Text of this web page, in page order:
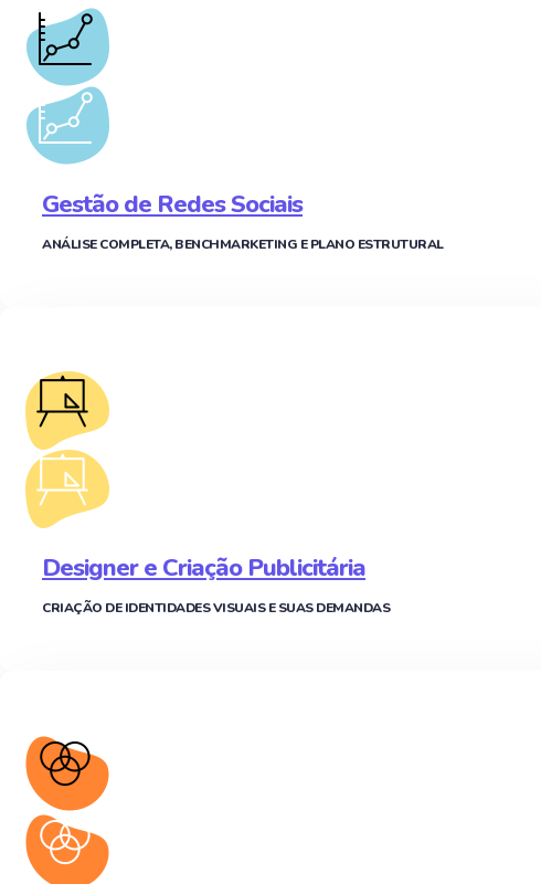
Gestão de Redes Sociais
ANÁLISE COMPLETA, BENCHMARKETING E PLANO ESTRUTURAL
Designer e Criação Publicitária
CRIAÇÃO DE IDENTIDADES VISUAIS E SUAS DEMANDAS